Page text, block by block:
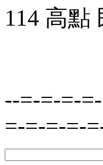
114 高點
--=-=-=-
=-=-=-=-